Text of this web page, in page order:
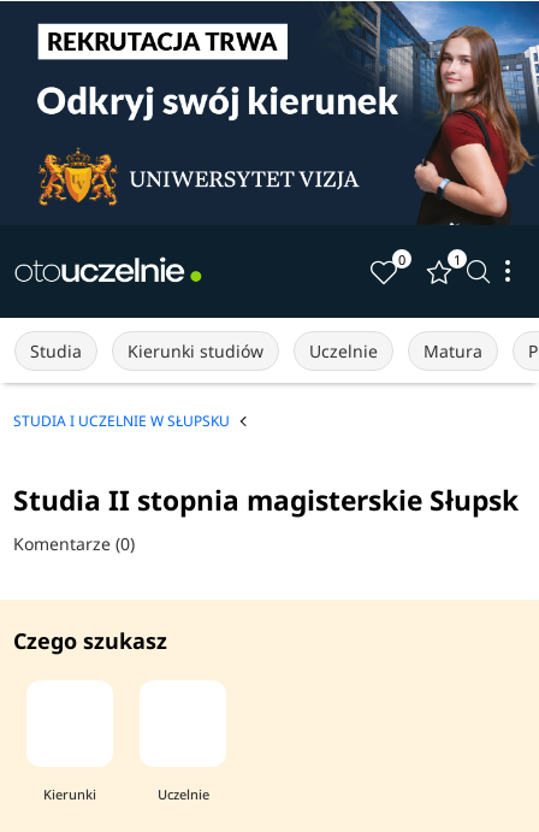
0 1
Studia Kierunki studiów Uczelnie Matura
STUDIA I UCZELNIE W SŁUPSKU
Studia II stopnia magisterskie Słupsk
Komentarze (0)
Czego szukasz
Kierunki Uczelnie